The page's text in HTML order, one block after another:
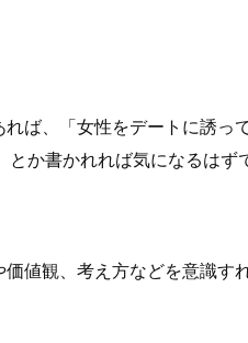
ば、「女性をデートに誘っ
か書かれれば気になるはず
値観、考え方などを意識す